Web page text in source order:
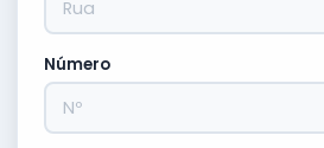
Número